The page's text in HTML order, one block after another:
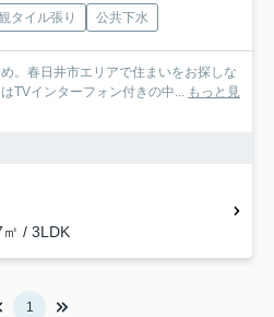
タイル張り 公共下水
。春日井市エリアで住まいをお探しな
TVインターフォン付きの中... もっと見
/ 3LDK
1